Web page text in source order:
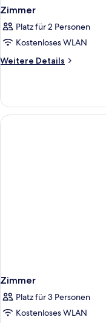
Zimmer
Platz für 2 Personen
Kostenloses WLAN
Weitere Details
Weitere
Zimmer
Platz für 3 Personen
Kostenloses WLAN